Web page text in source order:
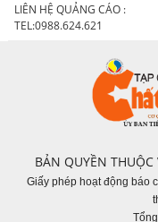
LIÊN HỆ QUẢNG CÁO :
TEL:0988.624.621
BẢN QUYỀN THUỘC
Giấy phép hoạt động báo